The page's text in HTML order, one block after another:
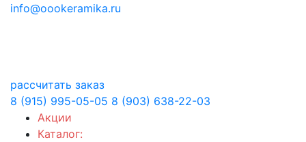
info@oookeramika.ru
рассчитать заказ
8 (915) 995-05-05 8 (903) 638-22-03
Акции
Каталог: